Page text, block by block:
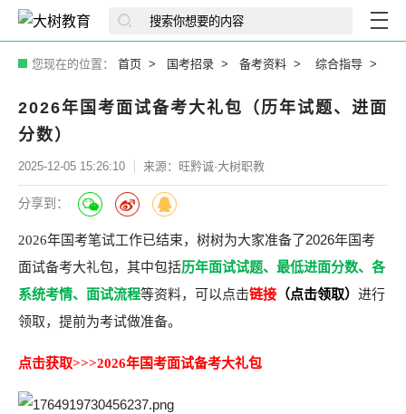
您现在的位置： 首页 国考招录 备考资料 综合指导
2026年国考面试备考大礼包（历年试题、进面
分数）
2025-12-05 15:26:10 来源：旺黔诚·大树职教
分享到：
2026年国考笔试工作已结束， 树树为大家准备了2026年国考
面试备考大礼包，其中包括历年面试试题、最低进面分数、各
系统考情、面试流程等资料，可以点击链接 （点击领取） 进行
领取，提前为考试做准备。
点击获取>>>2026年国考面试备考大礼包